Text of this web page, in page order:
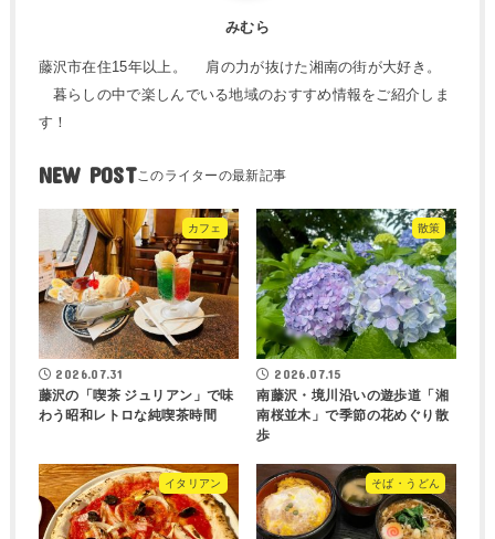
みむら
藤沢市在住15年以上。 肩の力が抜けた湘南の街が大好き。
暮らしの中で楽しんでいる地域のおすすめ情報をご紹介しま
す！
NEW POST
カフェ
2026.07.31
藤沢の「喫茶 ジュリアン」で味
わう昭和レトロな純喫茶時間
散策
2026.07.15
南藤沢・境川沿いの遊歩道「湘
南桜並木」で季節の花めぐり散
歩
イタリアン そば・うどん